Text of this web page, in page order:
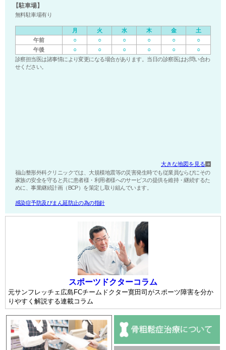
【駐車場】
無料駐車場有り
月 火 水 木 金
土
午前
○ ○ ○ ○ ○ ○
午後 ○ ○ ○ ○ ○ ○
診察担当医は諸事情により変更になる場合があります。当日の診察医はお問い合わ
せください。
大きな地図を見る
福山整形外科クリニックでは、大規模地震等の災害発生時でも従業員ならびにその
家族の安全を守ると共に患者様・利用者様へのサービスの提供を維持・継続するた
めに、事業継続計画（BCP）を策定し取り組んでいます。
感染症予防及びまん延防止の為の指針
スポーツドクターコラム
元サンフレッチェ広島FCチームドクター寛田司がスポーツ障害を分か
りやすく解説する連載コラム